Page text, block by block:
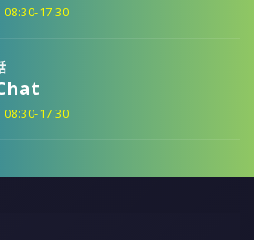
08:30-17:30
08:30-17:30